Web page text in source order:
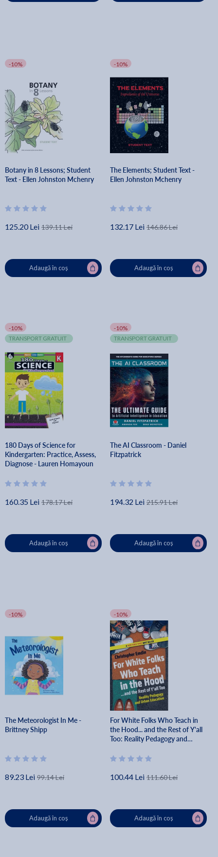
-10%
Botany in 8 Lessons; Student
Text - Ellen Johnston Mchenry
125.20 Lei 139.11 Lei
Adaugă în coș
-10%
The Elements; Student Text -
Ellen Johnston Mchenry
132.17 Lei 146.86 Lei
Adaugă în coș
-10%
TRANSPORT GRATUIT
180 Days of Science for
Kindergarten: Practice, Assess,
Diagnose - Lauren Homayoun
160.35 Lei 178.17 Lei
Adaugă în coș
-10%
TRANSPORT GRATUIT
The AI Classroom - Daniel
Fitzpatrick
194.32 Lei 215.91 Lei
Adaugă în coș
-10%
The Meteorologist In Me -
Brittney Shipp
89.23 Lei 99.14 Lei
Adaugă în coș
-10%
For White Folks Who Teach in
the Hood... and the Rest of Y'all
Too: Reality Pedagogy and
Emdin
100.44 Lei 111.60 Lei
Adaugă în coș